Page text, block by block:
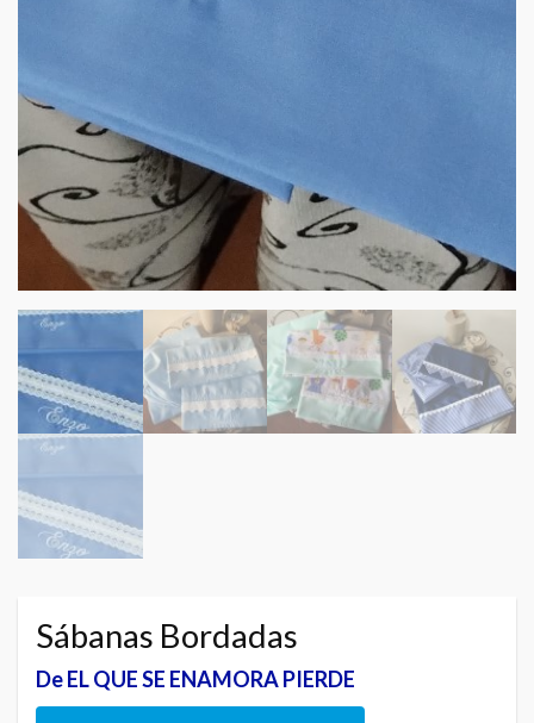
Sábanas Bordadas
De EL QUE SE ENAMORA PIERDE